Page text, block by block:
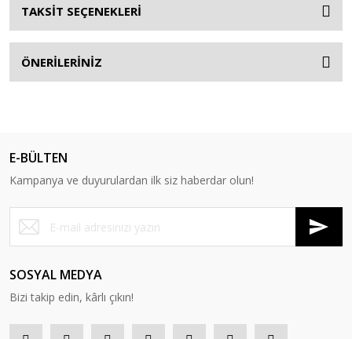
TAKSİT SEÇENEKLERİ
ÖNERİLERİNİZ
E-BÜLTEN
Kampanya ve duyurulardan ilk siz haberdar olun!
SOSYAL MEDYA
Bizi takip edin, kârlı çıkın!